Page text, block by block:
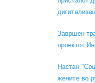
Завршен
проектот
Настан
жените во